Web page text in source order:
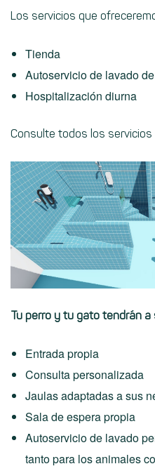
Los servicios que
Tienda
Autoservicio de lavado
Hospitalización diurna
Consulte todos los
Tu perro y tu gato tendrán a
Entrada propia
Consulta personalizada
Jaulas adaptadas a sus
Sala de espera propia
Autoservicio de lavado
tanto para los animales